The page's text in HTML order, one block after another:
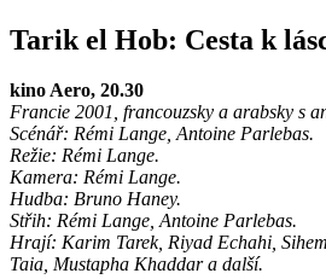
Tarik el Hob: Cesta k
kino Aero, 20.30
Francie 2001, francouzsky a arabsky s
Scénář: Rémi Lange, Antoine Parlebas.
Režie: Rémi Lange.
Kamera: Rémi Lange.
Hudba: Bruno Haney.
Střih: Rémi Lange, Antoine Parlebas.
Hrají: Karim Tarek, Riyad Echahi,
Taia, Mustapha Khaddar a další.